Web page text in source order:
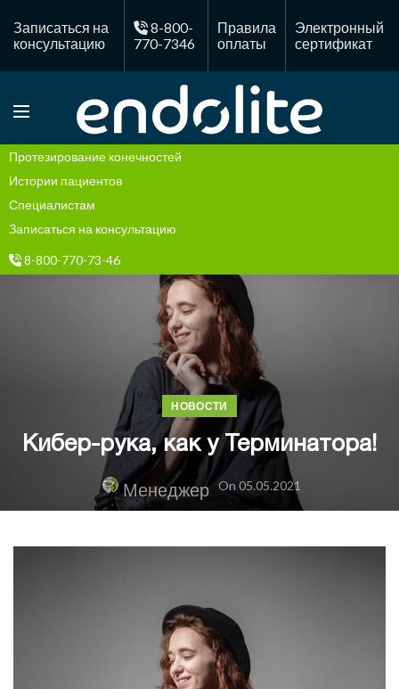
Записаться на
консультацию
8-800-
770-7346
Правила
оплаты
Электронный
сертификат
Протезирование конечностей
Истории пациентов
Специалистам
Записаться на консультацию
8-800-770-73-46
НОВОСТИ
Кибер-рука, как у Терминатора!
Менеджер On 05.05.2021